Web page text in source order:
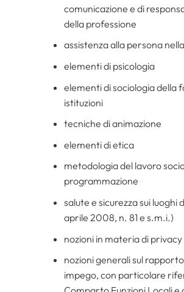
comunicazione e di
della professione
assistenza alla persona
elementi di psicologia
elementi di sociologia della
istituzioni
tecniche di animazione
elementi di etica
metodologia del lavoro
programmazione
salute e sicurezza sui luoghi
aprile 2008, n. 81 e s.m.i.)
nozioni in materia di privacy
nozioni generali sul
impego, con particolare